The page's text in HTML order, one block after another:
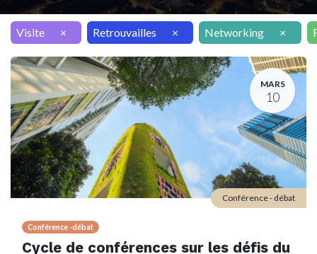
Visite × Retrouvailles × Networking ×
MARS
10
Conférence -débat
Cycle de conférences sur les défis du
Conférence - débat